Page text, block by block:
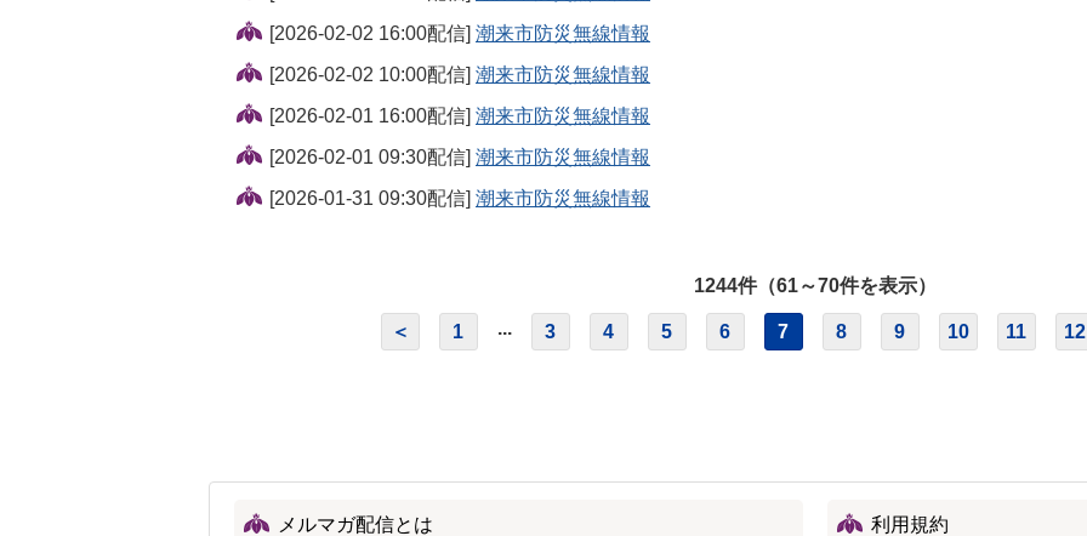
[2026-02-02 16:00配信] 潮来市防災無線情報
[2026-02-02 10:00配信] 潮来市防災無線情報
[2026-02-01 16:00配信] 潮来市防災無線情報
[2026-02-01 09:30配信] 潮来市防災無線情報
[2026-01-31 09:30配信] 潮来市防災無線情報
1244件（61～70件を表示）
＜ 1 ... 3 4 5 6 7 8 9 10 11 12
メルマガ配信とは 利用規約